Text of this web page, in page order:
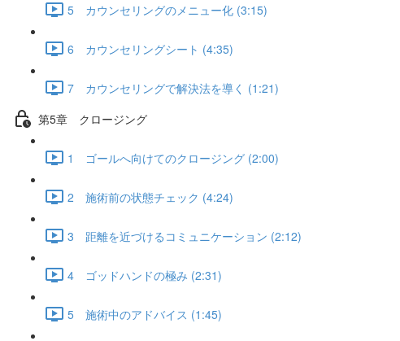
5 カウンセリングのメニュー化 (3:15)
6 カウンセリングシート (4:35)
7 カウンセリングで解決法を導く (1:21)
第5章 クロージング
1 ゴールへ向けてのクロージング (2:00)
2 施術前の状態チェック (4:24)
3 距離を近づけるコミュニケーション (2:12)
4 ゴッドハンドの極み (2:31)
5 施術中のアドバイス (1:45)